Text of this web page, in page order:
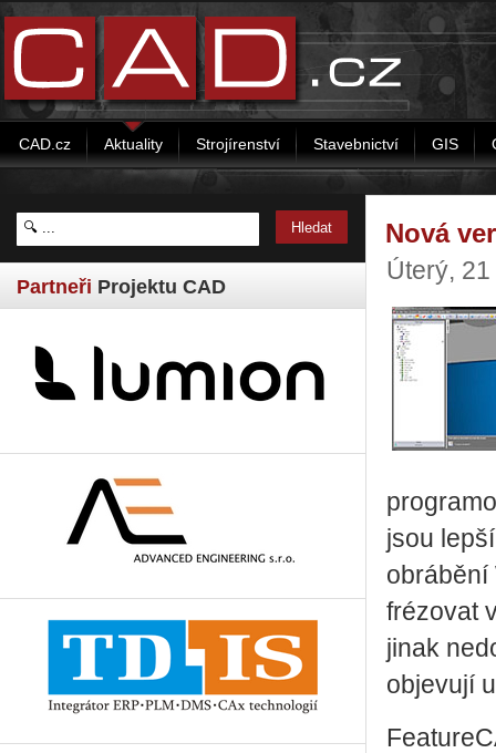
CAD.cz Aktuality Strojírenství Stavebnictví GIS
Partneři Projektu CAD
Nová
Úterý,
jsou
obrábění
frézovat
jinak
objevují